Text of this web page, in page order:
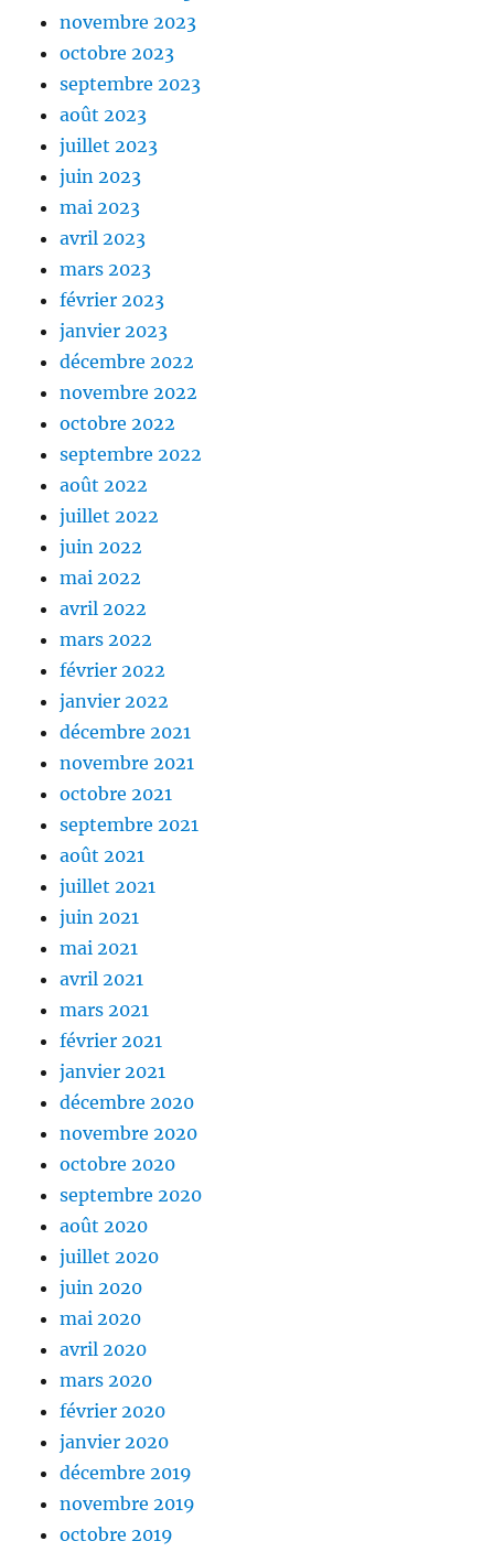
novembre 2023
octobre 2023
septembre 2023
août 2023
juillet 2023
juin 2023
mai 2023
avril 2023
mars 2023
février 2023
janvier 2023
décembre 2022
novembre 2022
octobre 2022
septembre 2022
août 2022
juillet 2022
juin 2022
mai 2022
avril 2022
mars 2022
février 2022
janvier 2022
décembre 2021
novembre 2021
octobre 2021
septembre 2021
août 2021
juillet 2021
juin 2021
mai 2021
avril 2021
mars 2021
février 2021
janvier 2021
décembre 2020
novembre 2020
octobre 2020
septembre 2020
août 2020
juillet 2020
juin 2020
mai 2020
avril 2020
mars 2020
février 2020
janvier 2020
décembre 2019
novembre 2019
octobre 2019